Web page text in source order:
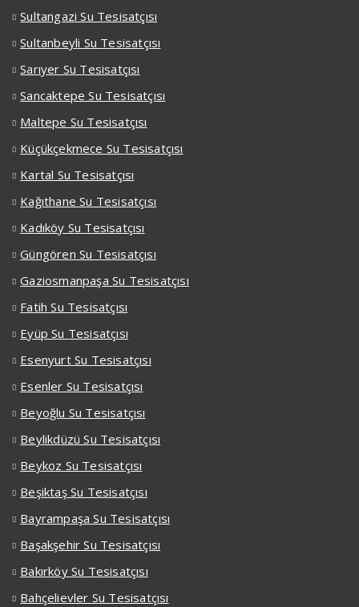
Sultangazi Su Tesisatçısı
Sultanbeyli Su Tesisatçısı
Sarıyer Su Tesisatçısı
Sancaktepe Su Tesisatçısı
Maltepe Su Tesisatçısı
Küçükçekmece Su Tesisatçısı
Kartal Su Tesisatçısı
Kağıthane Su Tesisatçısı
Kadıköy Su Tesisatçısı
Güngören Su Tesisatçısı
Gaziosmanpaşa Su Tesisatçısı
Fatih Su Tesisatçısı
Eyüp Su Tesisatçısı
Esenyurt Su Tesisatçısı
Esenler Su Tesisatçısı
Beyoğlu Su Tesisatçısı
Beylikdüzü Su Tesisatçısı
Beykoz Su Tesisatçısı
Beşiktaş Su Tesisatçısı
Bayrampaşa Su Tesisatçısı
Başakşehir Su Tesisatçısı
Bakırköy Su Tesisatçısı
Bahçelievler Su Tesisatçısı